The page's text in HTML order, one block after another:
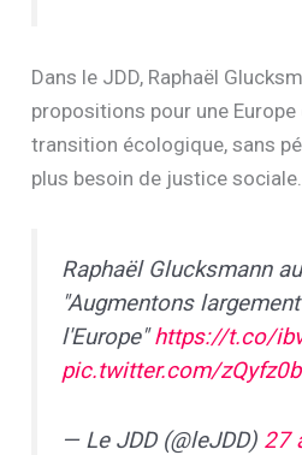
Dans le JDD, Raphaël
propositions pour une
transition écologique, sans
plus besoin de justice sociale.
Raphaël Glucksmann
"Augmentons
l'Europe"https://t.co/
pic.twitter.com/
— Le JDD (@leJDD) 27